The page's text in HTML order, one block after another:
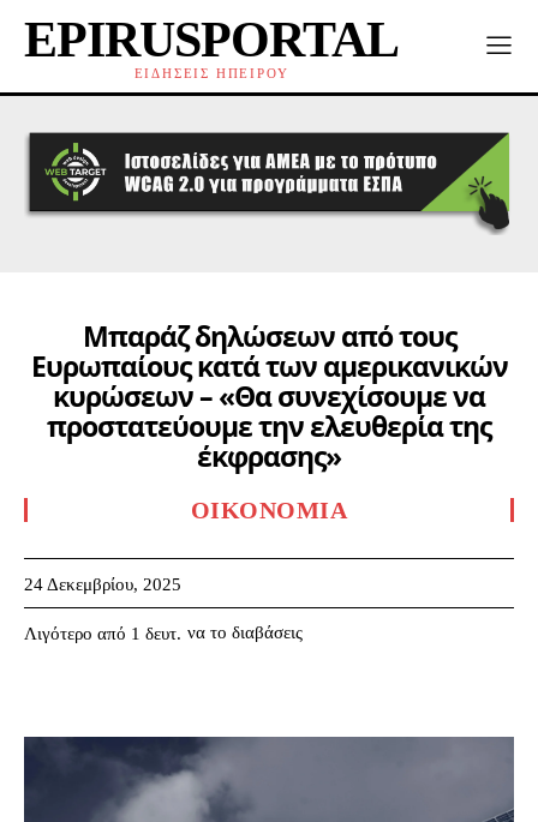
EPIRUSPORTAL
ΕΙΔΗΣΕΙΣ ΗΠΕΙΡΟΥ
Μπαράζ δηλώσεων από τους
Ευρωπαίους κατά των αμερικανικών
κυρώσεων – «Θα συνεχίσουμε να
προστατεύουμε την ελευθερία της
έκφρασης»
ΟΙΚΟΝΟΜΊΑ
24 Δεκεμβρίου, 2025
Λιγότερο από 1 δευτ. να το διαβάσεις